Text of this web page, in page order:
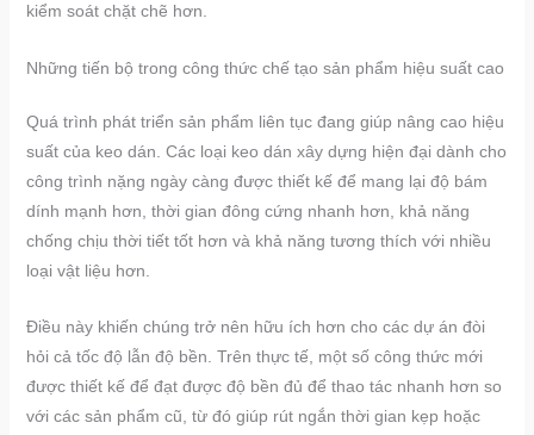
kiểm soát chặt chẽ hơn.
Những tiến bộ trong công thức chế tạo sản phẩm hiệu suất cao
Quá trình phát triển sản phẩm liên tục đang giúp nâng cao hiệu
suất của keo dán. Các loại keo dán xây dựng hiện đại dành cho
công trình nặng ngày càng được thiết kế để mang lại độ bám
dính mạnh hơn, thời gian đông cứng nhanh hơn, khả năng
chống chịu thời tiết tốt hơn và khả năng tương thích với nhiều
loại vật liệu hơn.
Điều này khiến chúng trở nên hữu ích hơn cho các dự án đòi
hỏi cả tốc độ lẫn độ bền. Trên thực tế, một số công thức mới
được thiết kế để đạt được độ bền đủ để thao tác nhanh hơn so
với các sản phẩm cũ, từ đó giúp rút ngắn thời gian kẹp hoặc